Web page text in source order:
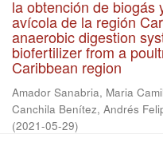
la obtención de biogás
avícola de la región
anaerobic digestion
biofertilizer from a
Caribbean region
Amador Sanabria, Maria
Canchila Benítez, Andrés
(2021-05-29)